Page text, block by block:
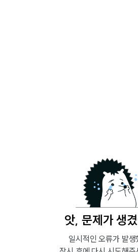
앗, 문제가 생
일시적인 오류가 발생